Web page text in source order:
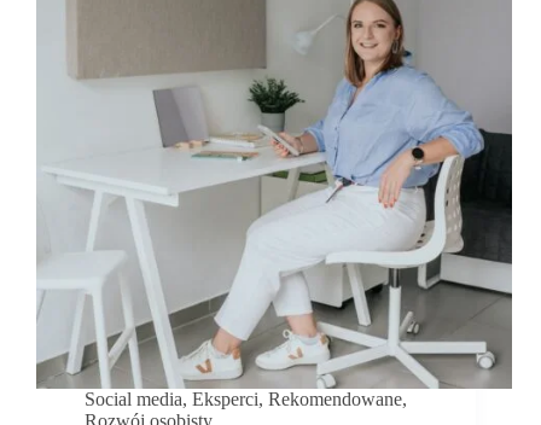
Social media, Eksperci, Rekomendowane,